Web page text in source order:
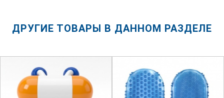
ДРУГИЕ ТОВАРЫ В ДАННОМ РАЗДЕЛЕ